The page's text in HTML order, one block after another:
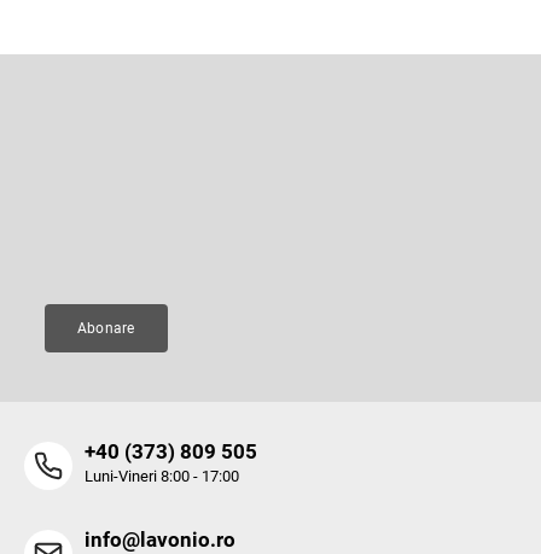
Abonare
‭+40 (373) 809 505‬
Luni-Vineri 8:00 - 17:00
info@lavonio.ro